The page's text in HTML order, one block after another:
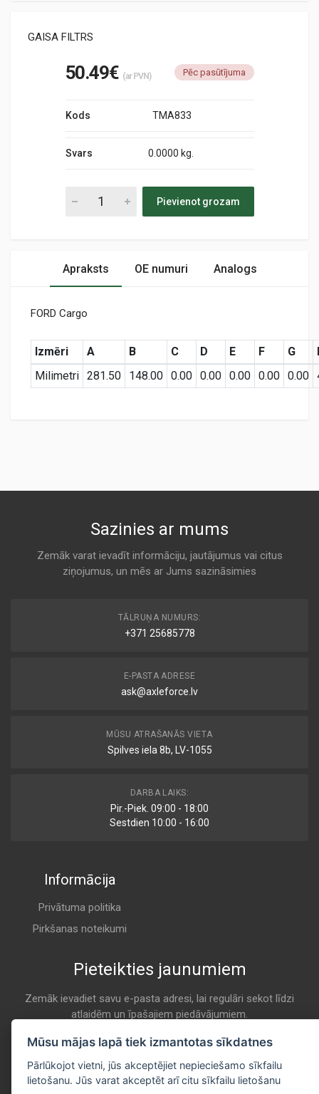
GAISA FILTRS
50.49€ (ar PVN) Pēc pasūtījuma
Kods TMA833
Svars 0.0000 kg.
Pievienot grozam
Apraksts OE numuri Analogs
FORD Cargo
Izmēri A B C D E F G
Milimetri 281.50 148.00 0.00 0.00 0.00 0.00 0.00
F697
3C469601-AA
Sazinies ar mums
Zemāk varat ievadīt informāciju, jautājumus vai citus
ziņojumus, un mēs ar Jums sazināsimies
TĀLRUŅA NUMURS:
+371 25685778
E-PASTA ADRESE
ask@axleforce.lv
MŪSU ATRAŠANĀS VIETA
Spilves iela 8b, LV-1055
DARBA LAIKS:
Pir.-Piek. 09:00 - 18:00
Sestdien 10:00 - 16:00
Informācija
Privātuma politika
Pirkšanas noteikumi
Pieteikties jaunumiem
Zemāk ievadiet savu e-pasta adresi, lai regulāri sekot līdzi
atlaidēm un īpašajiem piedāvājumiem.
E-pasta
Pieteikties
Mūsu mājas lapā tiek izmantotas sīkdatnes
Pārlūkojot vietni, jūs akceptējiet nepieciešamo sīkfailu
lietošanu. Jūs varat akceptēt arī citu sīkfailu lietošanu